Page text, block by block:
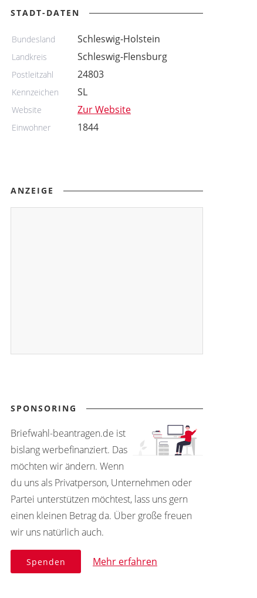
STADT-DATEN
Bundesland Schleswig-Holstein
Landkreis Schleswig-Flensburg
Postleitzahl 24803
Kennzeichen SL
Website Zur Website
Einwohner 1844
ANZEIGE
SPONSORING
Briefwahl-beantragen.de ist
bislang werbefinanziert. Das
möchten wir ändern. Wenn
du uns als Privatperson, Unternehmen oder
Partei unterstützen möchtest, lass uns gern
einen kleinen Betrag da. Über große freuen
wir uns natürlich auch.
Spenden Mehr erfahren